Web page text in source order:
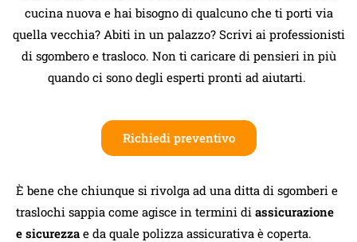
cucina nuova e hai bisogno di qualcuno che ti porti via
quella vecchia? Abiti in un palazzo? Scrivi ai professionisti
di sgombero e trasloco. Non ti caricare di pensieri in più
quando ci sono degli esperti pronti ad aiutarti.
Richiedi preventivo
È bene che chiunque si rivolga ad una ditta di sgomberi e
traslochi sappia come agisce in termini di assicurazione
e sicurezza e da quale polizza assicurativa è coperta.